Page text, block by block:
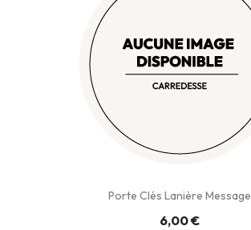
Porte Clés Lanière Message
6,00 €